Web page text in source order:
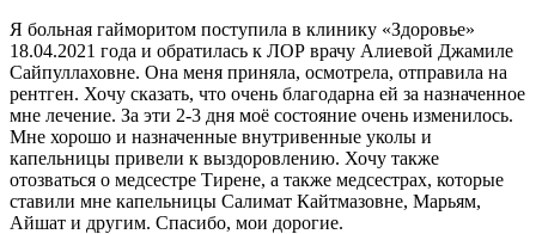
Я больная гайморитом поступила в клинику «Здоровье»
18.04.2021 года и обратилась к ЛОР врачу Алиевой Джамиле
Сайпуллаховне. Она меня приняла, осмотрела, отправила на
рентген. Хочу сказать, что очень благодарна ей за назначенное
мне лечение. За эти 2-3 дня моё состояние очень изменилось.
Мне хорошо и назначенные внутривенные уколы и
капельницы привели к выздоровлению. Хочу также
отозваться о медсестре Тирене, а также медсестрах, которые
ставили мне капельницы Салимат Кайтмазовне, Марьям,
Айшат и другим. Спасибо, мои дорогие.